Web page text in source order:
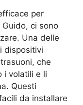
per
ci sono
Una delle
dispositivi
che
i volatili e li
Questi
da installare